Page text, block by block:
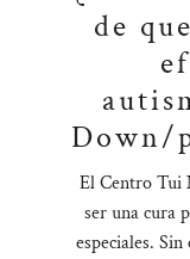
de
Down/
El Centro Tui
ser una cura
especiales.